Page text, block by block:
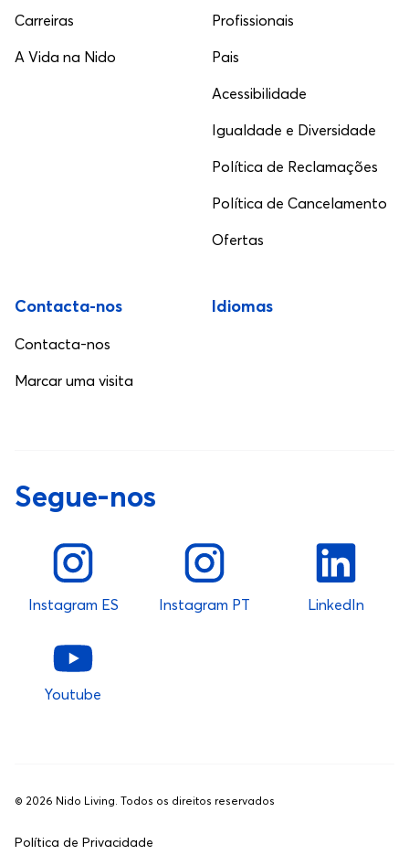
Carreiras
A Vida na Nido
Profissionais
Pais
Acessibilidade
Igualdade e Diversidade
Política de Reclamações
Política de Cancelamento
Ofertas
Contacta-nos
Contacta-nos
Marcar uma visita
Idiomas
Segue-nos
Instagram ES Instagram PT LinkedIn
Youtube
© 2026 Nido Living. Todos os direitos reservados
Política de Privacidade